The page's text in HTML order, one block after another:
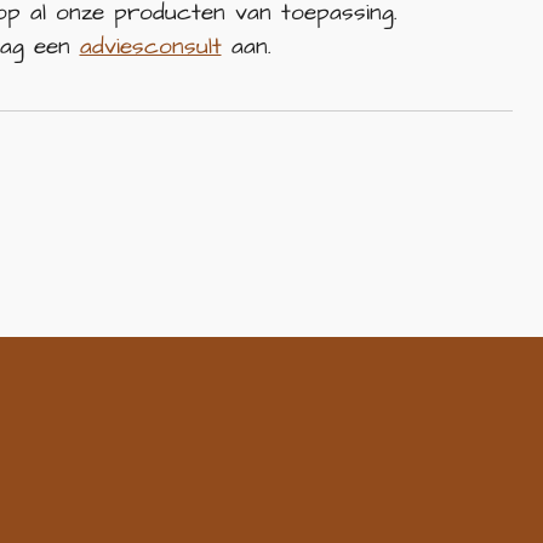
al onze producten van toepassing.
eenadviesconsultaan.